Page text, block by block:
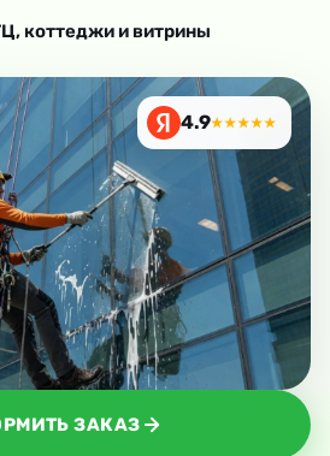
коттеджи и витрины
ЗАКАЗ
4.9★★★★★